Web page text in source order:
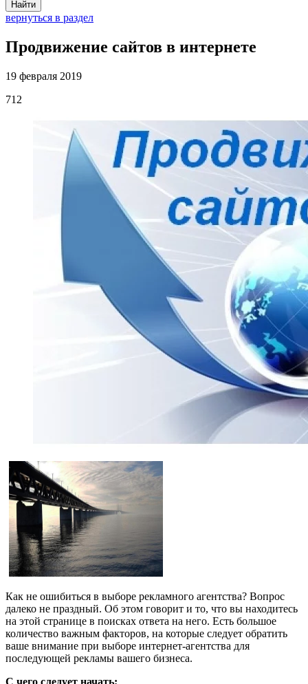
Найти
вернуться в раздел
Продвижение сайтов в интернете
19 февраля 2019
712
Как не ошибиться в выборе рекламного агентства? Вопрос
далеко не праздный. Об этом говорит и то, что вы находитесь
на этой странице в поисках ответа на него. Есть большое
количество важным факторов, на которые следует обратить
ваше внимание при выборе интернет-агентства для
последующей рекламы вашего бизнеса.
С чего следует начать: